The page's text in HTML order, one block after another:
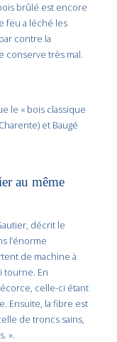
brûlé est encore
feu a léché les
contre la
conserve très mal.
le « bois classique
et Baugé
au même
décrit le
l’énorme
de machine à
tourne. En
celle-ci étant
Ensuite, la fibre est
de troncs sains,
».